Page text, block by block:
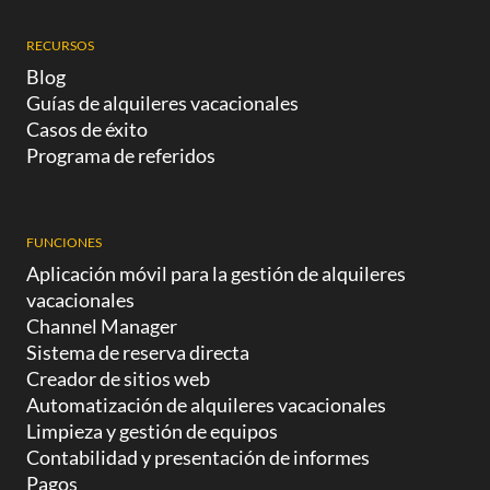
RECURSOS
Blog
Guías de alquileres vacacionales
Casos de éxito
Programa de referidos
FUNCIONES
Aplicación móvil para la gestión de alquileres
vacacionales
Channel Manager
Sistema de reserva directa
Creador de sitios web
Automatización de alquileres vacacionales
Limpieza y gestión de equipos
Contabilidad y presentación de informes
Pagos